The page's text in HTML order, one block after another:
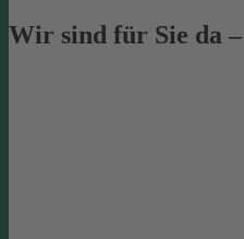
Wir sind für Sie da